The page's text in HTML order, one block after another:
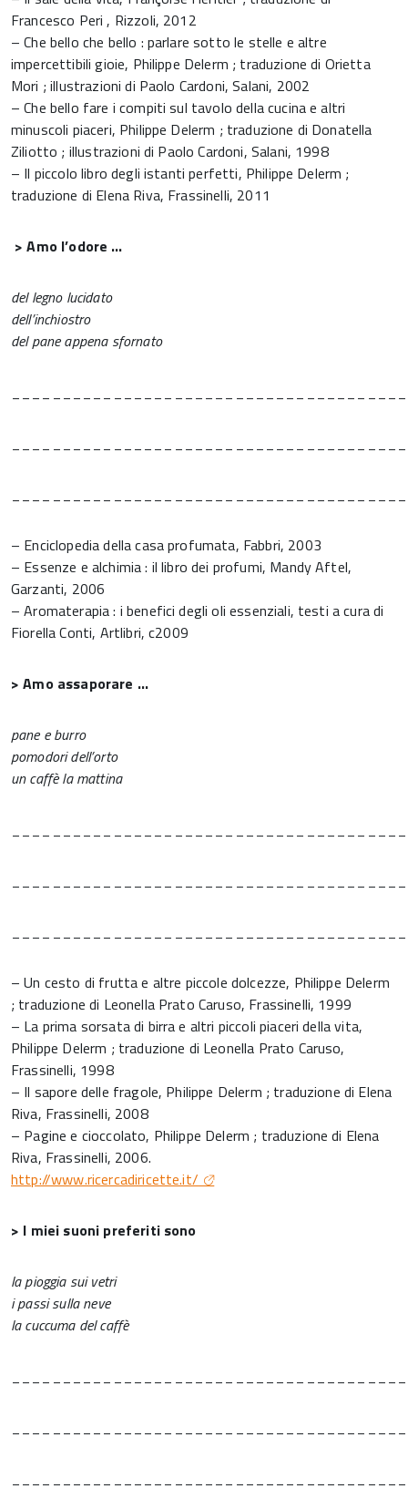
Francesco Peri , Rizzoli, 2012
– Che bello che bello : parlare sotto le stelle e altre
impercettibili gioie, Philippe Delerm ; traduzione di Orietta
Mori ; illustrazioni di Paolo Cardoni, Salani, 2002
– Che bello fare i compiti sul tavolo della cucina e altri
minuscoli piaceri, Philippe Delerm ; traduzione di Donatella
Ziliotto ; illustrazioni di Paolo Cardoni, Salani, 1998
– Il piccolo libro degli istanti perfetti, Philippe Delerm ;
traduzione di Elena Riva, Frassinelli, 2011
> Amo l’odore …
del legno lucidato
dell’inchiostro
del pane appena sfornato
– Enciclopedia della casa profumata, Fabbri, 2003
– Essenze e alchimia : il libro dei profumi, Mandy Aftel,
Garzanti, 2006
– Aromaterapia : i benefici degli oli essenziali, testi a cura di
Fiorella Conti, Artlibri, c2009
> Amo assaporare …
pane e burro
pomodori dell’orto
un caffè la mattina
– Un cesto di frutta e altre piccole dolcezze, Philippe Delerm
; traduzione di Leonella Prato Caruso, Frassinelli, 1999
– La prima sorsata di birra e altri piccoli piaceri della vita,
Philippe Delerm ; traduzione di Leonella Prato Caruso,
Frassinelli, 1998
– Il sapore delle fragole, Philippe Delerm ; traduzione di Elena
Riva, Frassinelli, 2008
– Pagine e cioccolato, Philippe Delerm ; traduzione di Elena
Riva, Frassinelli, 2006.
http://www.ricercadiricette.it/
> I miei suoni preferiti sono
la pioggia sui vetri
i passi sulla neve
la cuccuma del caffè